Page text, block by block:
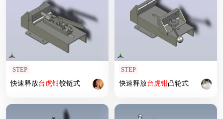
STEP
快速释放台虎钳铰链式
STEP
快速释放台虎钳凸轮式